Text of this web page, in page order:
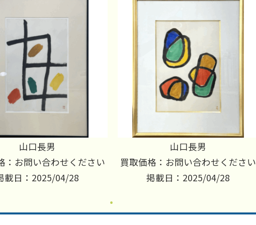
山口長男
：お問い合わせください
載日：2025/04/28
山口長男
買取価格：お問い合わせください
掲載日：2025/04/28